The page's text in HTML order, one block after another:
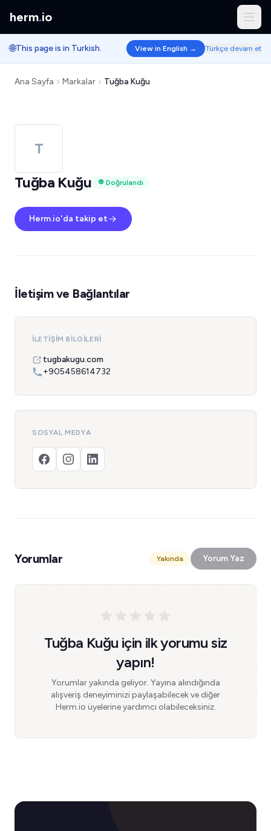
herm.io
🌐This page is in Turkish. View in English → Türkçe devam et
Ana Sayfa Markalar Tuğba Kuğu
T
Tuğba Kuğu
Doğrulandı
Herm.io'da takip et
İletişim ve Bağlantılar
İLETIŞIM BILGILERI
tugbakugu.com
+905458614732
SOSYAL MEDYA
Yorumlar Yakında Yorum Yaz
Tuğba Kuğu için ilk yorumu siz
yapın!
Yorumlar yakında geliyor. Yayına alındığında
alışveriş deneyiminizi paylaşabilecek ve diğer
Herm.io üyelerine yardımcı olabileceksiniz.